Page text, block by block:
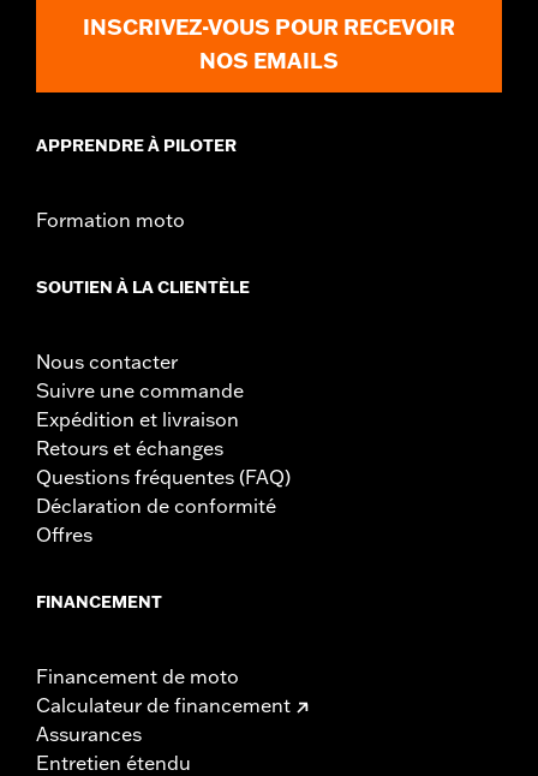
INSCRIVEZ-VOUS POUR RECEVOIR
NOS EMAILS
APPRENDRE À PILOTER
Formation moto
SOUTIEN À LA CLIENTÈLE
Nous contacter
Suivre une commande
Expédition et livraison
Retours et échanges
Questions fréquentes (FAQ)
Déclaration de conformité
Offres
FINANCEMENT
Financement de moto
Calculateur de financement
Assurances
Entretien étendu